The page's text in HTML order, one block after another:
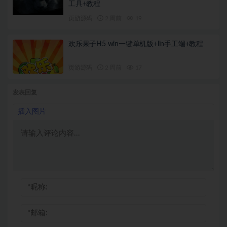
工具+教程
欢乐果子H5 win一键单机版+lin手工端+教程
插入图片